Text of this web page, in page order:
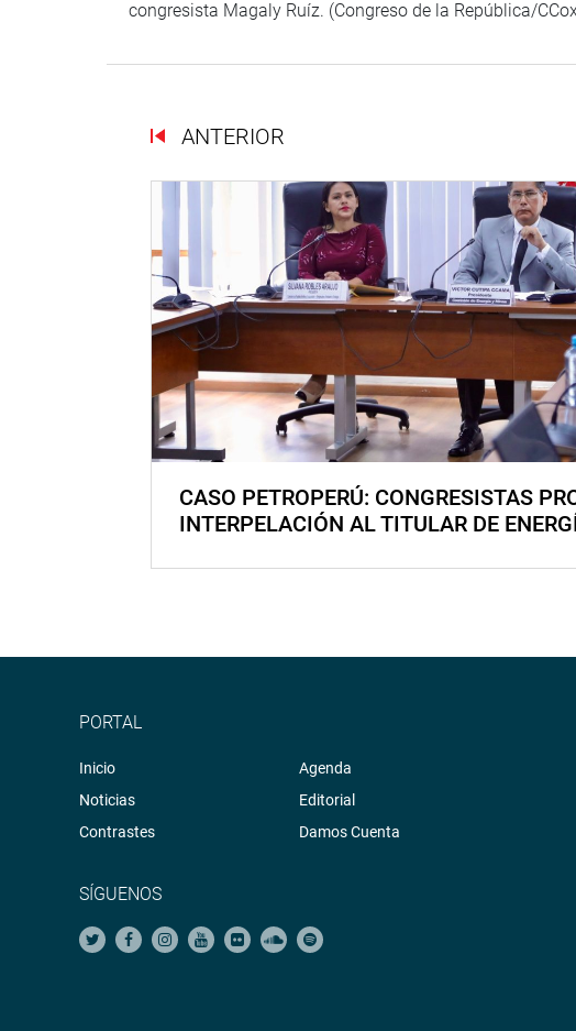
congresista Magaly Ruíz. (Congreso de la República/
ANTERIOR
CASO PETROPERÚ: CONGRESISTAS
INTERPELACIÓN AL TITULAR DE
PORTAL
Inicio
Noticias
Contrastes
Agenda
Editorial
Damos Cuenta
SÍGUENOS